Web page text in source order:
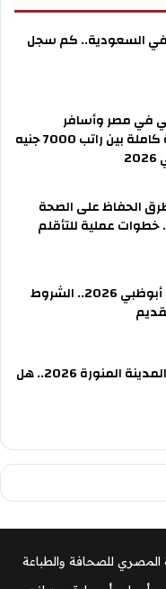
في السعودية.. كم سجل
في مصر وأسافر
السعودية؟.. مقارنة كاملة بين راتب 7000 جنيه
الحفاظ على الصحة
خطوات عملية للتأقلم
وظيفة محاسب في أبوظبي 2026.. الشروط
راتب 2500 ريال في المدينة المنورة 2026.. هل
للصحافة والطباعة